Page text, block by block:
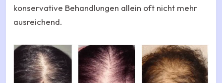
konservative Behandlungen allein oft nicht mehr
ausreichend.